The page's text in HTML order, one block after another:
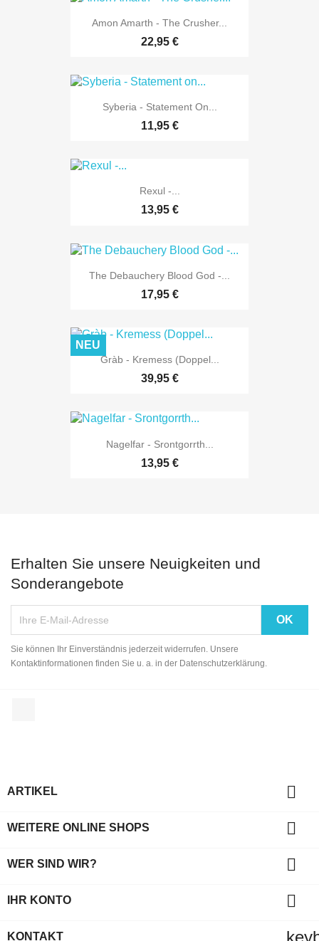
Amon Amarth - The Crusher...
22,95 €
Syberia - Statement On...
11,95 €
Rexul -...
13,95 €
The Debauchery Blood God -...
17,95 €
Gràb - Kremess (Doppel...
39,95 €
NEU
Nagelfar - Srontgorrth...
13,95 €
Erhalten Sie unsere Neuigkeiten und
Sonderangebote
Sie können Ihr Einverständnis jederzeit widerrufen. Unsere
Kontaktinformationen finden Sie u. a. in der Datenschutzerklärung.
ARTIKEL 
WEITERE ONLINE SHOPS 
WER SIND WIR? 
IHR KONTO 
KONTAKT